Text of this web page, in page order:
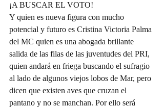
¡A BUSCAR EL VOTO!
Y quien es nueva figura con mucho
potencial y futuro es Cristina Victoria Palma
del MC quien es una abogada brillante
salida de las filas de las juventudes del PRI,
quien andará en friega buscando el sufragio
al lado de algunos viejos lobos de Mar, pero
dicen que existen aves que cruzan el
pantano y no se manchan. Por ello será